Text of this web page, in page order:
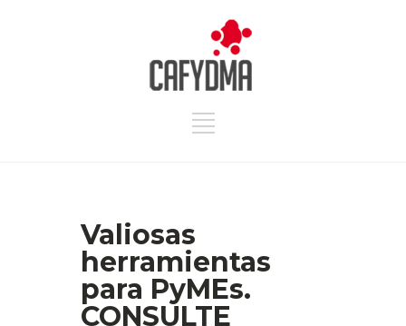
Valiosas
herramientas
para PyMEs.
CONSULTE